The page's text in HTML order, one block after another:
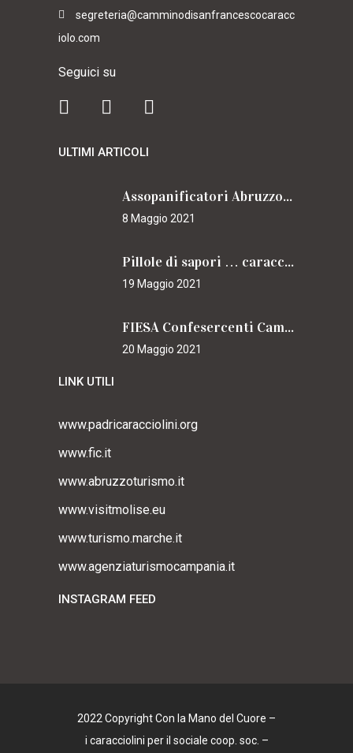
segreteria@camminodisanfrancescocaracc
iolo.com
Seguici su
ULTIMI ARTICOLI
Assopanificatori Abruzzo e Molise insieme per il Cammino
8 Maggio 2021
Pillole di sapori … caracciolini
19 Maggio 2021
FIESA Confesercenti Campania per il Cammino
20 Maggio 2021
LINK UTILI
www.padricaracciolini.org
www.fic.it
www.abruzzoturismo.it
www.visitmolise.eu
www.turismo.marche.it
www.agenziaturismocampania.it
INSTAGRAM FEED
2022 Copyright Con la Mano del Cuore –
i caracciolini per il sociale coop. soc. –